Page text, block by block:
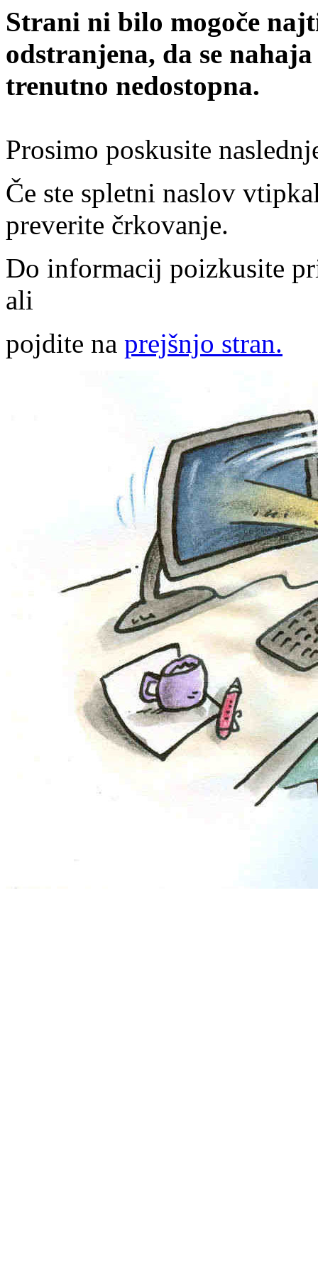
Strani ni bilo mogoče
odstranjena, da se
trenutno nedostopna.
Prosimo poskusite
Če ste spletni naslov
preverite črkovanje.
Do informacij poizkusite
ali
pojdite na prejšnjo stran.